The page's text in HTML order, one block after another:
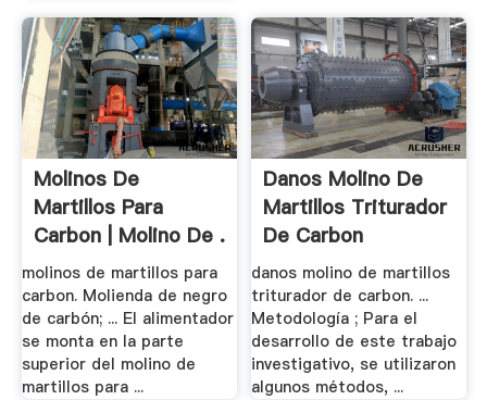
Molinos De
Martillos Para
Carbon | Molino De .
molinos de martillos para
carbon. Molienda de negro
de carbón; ... El alimentador
se monta en la parte
superior del molino de
martillos para ...
Danos Molino De
Martillos Triturador
De Carbon
danos molino de martillos
triturador de carbon. ...
Metodología ; Para el
desarrollo de este trabajo
investigativo, se utilizaron
algunos métodos, ...